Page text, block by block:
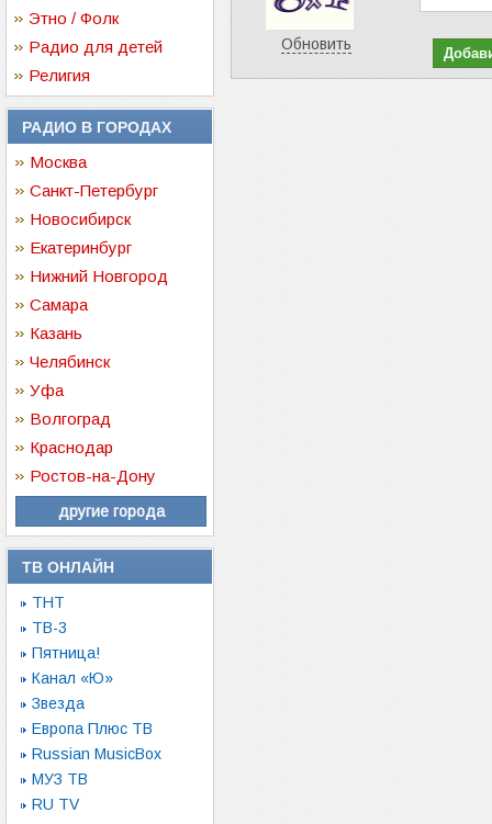
Этно / Фолк
Радио для детей
Религия
РАДИО В ГОРОДАХ
Москва
Санкт-Петербург
Новосибирск
Екатеринбург
Нижний Новгород
Самара
Казань
Челябинск
Уфа
Волгоград
Краснодар
Ростов-на-Дону
другие города
ТВ ОНЛАЙН
ТНТ
ТВ-3
Пятница!
Канал «Ю»
Звезда
Европа Плюс ТВ
Russian MusicBox
МУЗ ТВ
RU TV
Обновить